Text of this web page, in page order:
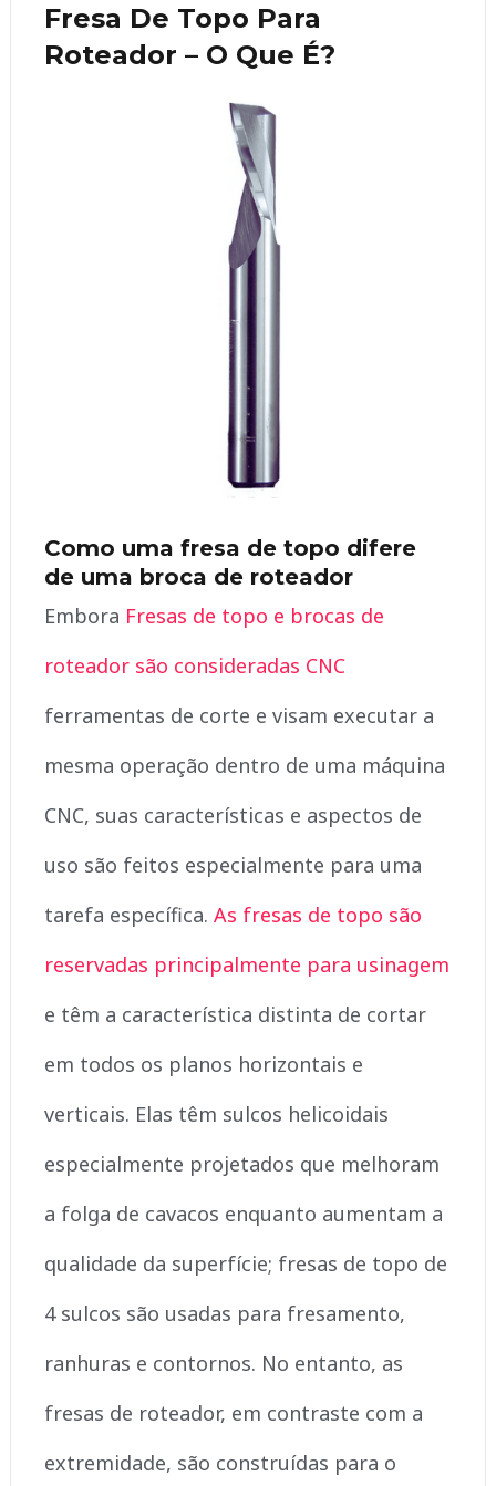
Fresa De Topo Para
Roteador – O Que É?
Como uma fresa de topo difere
de uma broca de roteador
Embora Fresas de topo e brocas de
roteador são consideradas CNC
ferramentas de corte e visam executar a
mesma operação dentro de uma máquina
CNC, suas características e aspectos de
uso são feitos especialmente para uma
tarefa específica. As fresas de topo são
reservadas principalmente para usinagem
e têm a característica distinta de cortar
em todos os planos horizontais e
verticais. Elas têm sulcos helicoidais
especialmente projetados que melhoram
a folga de cavacos enquanto aumentam a
qualidade da superfície; fresas de topo de
4 sulcos são usadas para fresamento,
ranhuras e contornos. No entanto, as
fresas de roteador, em contraste com a
extremidade, são construídas para o